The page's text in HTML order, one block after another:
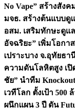
No Vape” สร้างสัง
มจธ. สร้างต้นแบบดู
อสม. เสริมทักษะดูแ
อัจฉริยะ” เพิ่มโอกา
เปราะบาง จ.อุทัยธา
ความดันโลหิตสูง เปิ
ชัย” นำทีม
เวทีโลก ตั้งเป้า 500
ผนึกแผน 3 ปี ดัน